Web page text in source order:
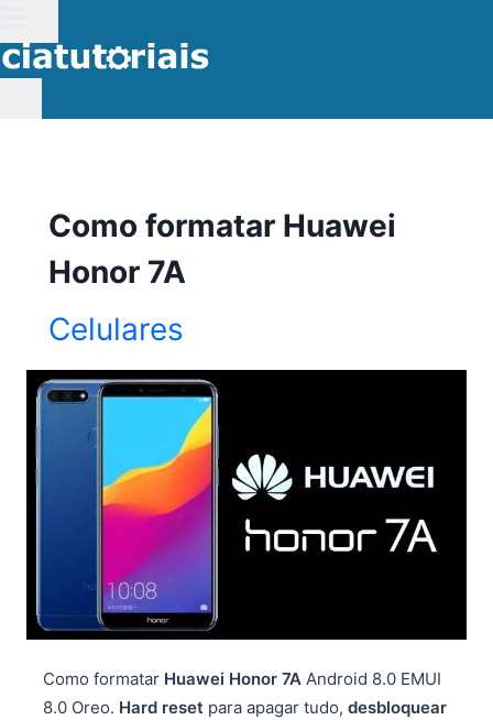
para
o
Como formatar Huawei
Honor 7A
Celulares
Como formatar Huawei Honor 7A Android 8.0 EMUI
8.0 Oreo. Hard reset para apagar tudo, desbloquear